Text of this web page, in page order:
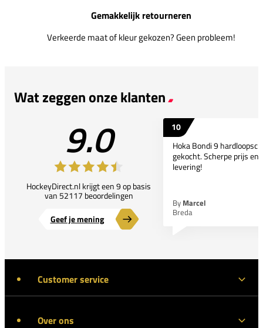
Gemakkelijk retourneren
Verkeerde maat of kleur gekozen? Geen probleem!
Wat zeggen onze klanten
9.0
HockeyDirect.nl krijgt een 9 op basis
van 52117 beoordelingen
Geef je mening
10
Hoka Bondi 9
gekocht. Scherpe prijs en
levering!
By Marcel
Breda
Customer service
Over ons